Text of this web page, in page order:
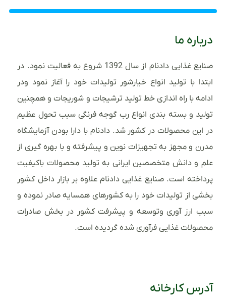
درباره ما
صنایع غذایی دادنام از سال 1392 شروع به فعالیت نمود. در
ابتدا با تولید انواع خیارشور تولیدات خود را آغاز نمود ودر
ادامه با راه اندازی خط تولید ترشیجات و شوریجات و همچنین
تولید و بسته بندی انواع رب گوجه فرنگی سبب تحول عظیم
در این محصولات در کشور شد. دادنام با دارا بودن آزمایشگاه
مدرن و مجهز به تجهیزات نوین و پیشرفته و با بهره گیری از
علم و دانش متخصصین ایرانی به تولید محصولات باکیفیت
پرداخته است. صنایع غذایی دادنام علاوه بر بازار داخل کشور
بخشی از تولیدات خود را به کشورهای همسایه صادر نموده و
سبب ارز آوری وتوسعه و پیشرفت کشور در بخش صادرات
محصولات غذایی فرآوری شده گردیده است.
آدرس کارخانه